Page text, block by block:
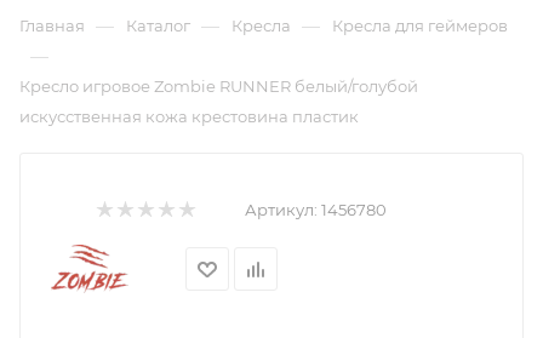
Главная — Каталог — Кресла — Кресла для геймеров
—
Кресло игровое Zombie RUNNER белый/голубой
искусственная кожа крестовина пластик
Артикул: 1456780